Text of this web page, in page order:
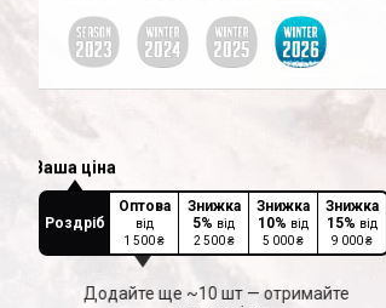
Роздріб
Оптова
від
1 500₴
Знижка
5% від
2 500₴
Знижка
10% від
5 000₴
Знижка
15% від
9 000₴
Додайте ще ~10 шт — отримайте